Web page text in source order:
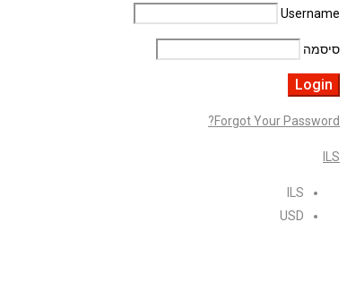
Username
סיסמה
Forgot Your Password?
ILS
ILS
USD